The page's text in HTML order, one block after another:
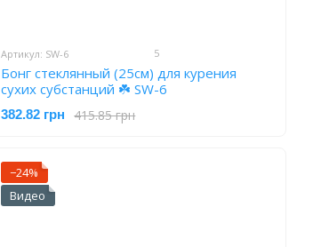
Артикул: SW-6 5
Бонг стеклянный (25см) для курения
сухих субстанций ☘️ SW-6
415.85 грн
382.82 грн
−24%
Видео